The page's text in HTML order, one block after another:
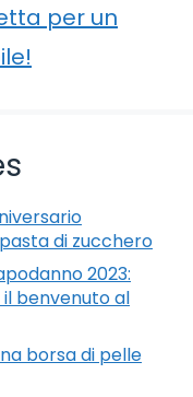
per un
di zucchero
2023:
benvenuto al
borsa di pelle